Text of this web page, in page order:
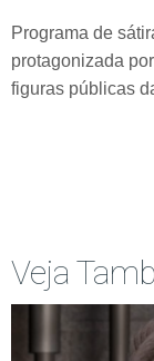
Programa de
protagonizada
figuras públicas
Veja